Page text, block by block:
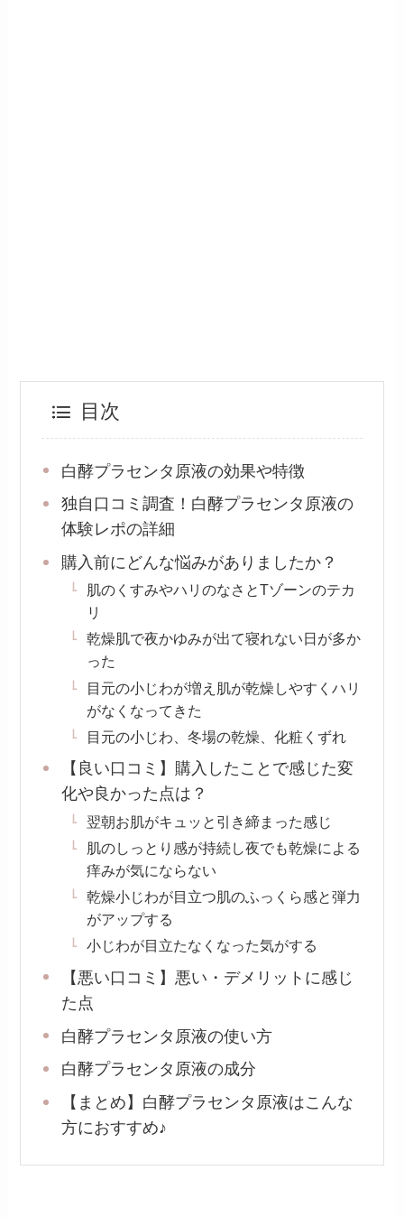
目次
白酵プラセンタ原液の効果や特徴
独自口コミ調査！白酵プラセンタ原液の
体験レポの詳細
購入前にどんな悩みがありましたか？
肌のくすみやハリのなさとTゾーンのテカ
リ
乾燥肌で夜かゆみが出て寝れない日が多か
った
目元の小じわが増え肌が乾燥しやすくハリ
がなくなってきた
目元の小じわ、冬場の乾燥、化粧くずれ
【良い口コミ】購入したことで感じた変
化や良かった点は？
翌朝お肌がキュッと引き締まった感じ
肌のしっとり感が持続し夜でも乾燥による
痒みが気にならない
乾燥小じわが目立つ肌のふっくら感と弾力
がアップする
小じわが目立たなくなった気がする
【悪い口コミ】悪い・デメリットに感じ
た点
白酵プラセンタ原液の使い方
白酵プラセンタ原液の成分
【まとめ】白酵プラセンタ原液はこんな
方におすすめ♪